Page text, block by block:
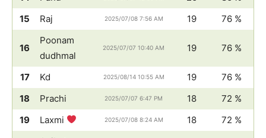
15
Raj 2025/07/08 7:56 AM 19 76 %
16
Poonam
dudhmal
2025/07/07 10:40 AM 19 76 %
17 Kd 2025/08/14 10:55 AM 19
76 %
18
Prachi 2025/07/07 6:47 PM 18
72 %
19
Laxmi 2025/07/08 8:24 AM 18 72 %